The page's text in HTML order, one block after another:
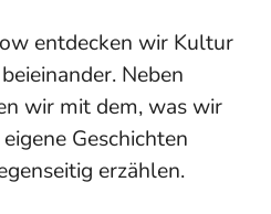
entdecken wir Kultur
Neben
wir mit dem, was wir
Geschichten
erzählen.